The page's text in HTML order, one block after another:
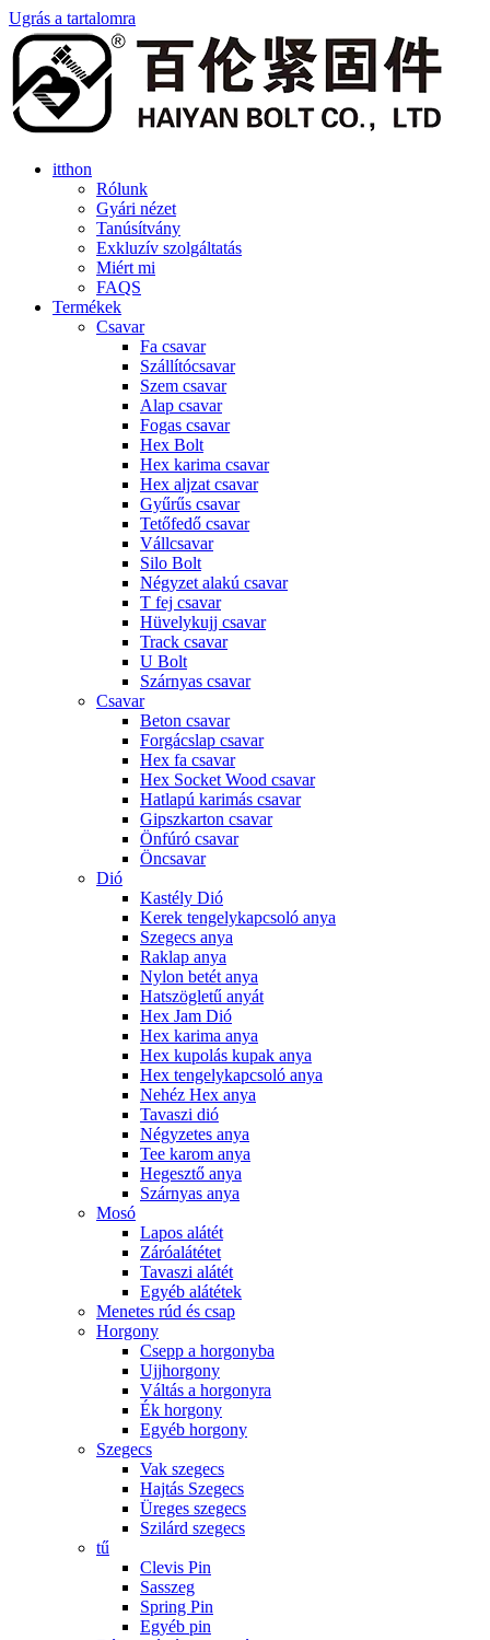
Ugrás a tartalomra
itthon
Rólunk
Gyári nézet
Tanúsítvány
Exkluzív szolgáltatás
Miért mi
FAQS
Termékek
Csavar
Fa csavar
Szállítócsavar
Szem csavar
Alap csavar
Fogas csavar
Hex Bolt
Hex karima csavar
Hex aljzat csavar
Gyűrűs csavar
Tetőfedő csavar
Vállcsavar
Silo Bolt
Négyzet alakú csavar
T fej csavar
Hüvelykujj csavar
Track csavar
U Bolt
Szárnyas csavar
Csavar
Beton csavar
Forgácslap csavar
Hex fa csavar
Hex Socket Wood csavar
Hatlapú karimás csavar
Gipszkarton csavar
Önfúró csavar
Öncsavar
Dió
Kastély Dió
Kerek tengelykapcsoló anya
Szegecs anya
Raklap anya
Nylon betét anya
Hatszögletű anyát
Hex Jam Dió
Hex karima anya
Hex kupolás kupak anya
Hex tengelykapcsoló anya
Nehéz Hex anya
Tavaszi dió
Négyzetes anya
Tee karom anya
Hegesztő anya
Szárnyas anya
Mosó
Lapos alátét
Záróalátétet
Tavaszi alátét
Egyéb alátétek
Menetes rúd és csap
Horgony
Csepp a horgonyba
Ujjhorgony
Váltás a horgonyra
Ék horgony
Egyéb horgony
Szegecs
Vak szegecs
Hajtás Szegecs
Üreges szegecs
Szilárd szegecs
tű
Clevis Pin
Sasszeg
Spring Pin
Egyéb pin